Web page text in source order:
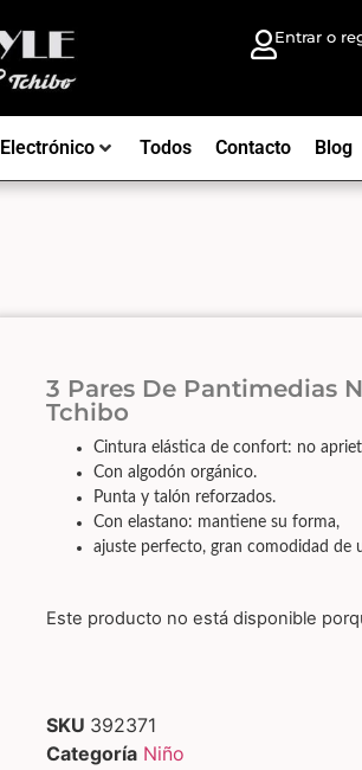
Entrar o
Electrónico Todos Contacto Blog
3 Pares De Pantimedias
Tchibo
Cintura elástica de confort: no
Con algodón orgánico.
Punta y talón reforzados.
Con elastano: mantiene su forma,
ajuste perfecto, gran comodidad de
Este producto no está disponible
SKU 392371
Categoría Niño